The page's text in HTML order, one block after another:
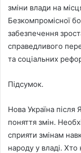
зміни влади на
Безкомпромісної
забезпечення
справедливого
та соціальних
Підсумок.
Нова Україна
поняття змін.
сприяти змінам
народу у владі. Хто